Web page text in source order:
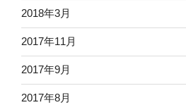
2018年3月
2017年11月
2017年9月
2017年8月